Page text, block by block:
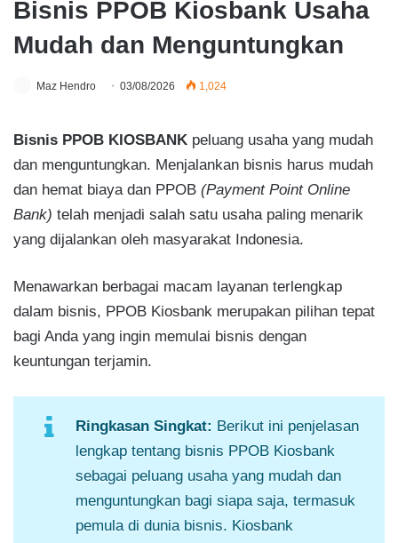
Bisnis PPOB Kiosbank Usaha
Mudah dan Menguntungkan
Maz Hendro 03/08/2026 1,024
Bisnis PPOB KIOSBANK peluang usaha yang mudah
dan menguntungkan. Menjalankan bisnis harus mudah
dan hemat biaya dan PPOB (Payment Point Online
Bank) telah menjadi salah satu usaha paling menarik
yang dijalankan oleh masyarakat Indonesia.
Menawarkan berbagai macam layanan terlengkap
dalam bisnis, PPOB Kiosbank merupakan pilihan tepat
bagi Anda yang ingin memulai bisnis dengan
keuntungan terjamin.
Ringkasan Singkat: Berikut ini penjelasan
lengkap tentang bisnis PPOB Kiosbank
sebagai peluang usaha yang mudah dan
menguntungkan bagi siapa saja, termasuk
pemula di dunia bisnis. Kiosbank